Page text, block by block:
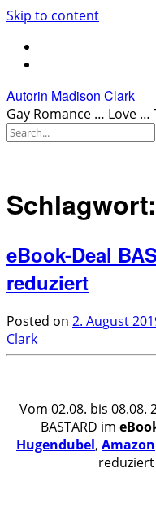
Skip to content
Autorin Madison Clark
Gay Romance … Love
Schlagwort:
eBook-Deal
reduziert
Posted on 2. August
Clark
Vom 02.08. bis
BASTARD im
Hugendubel, Amazon